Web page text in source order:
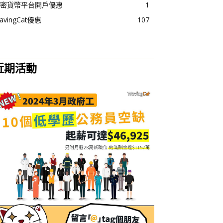
貨幣平台開戶優惠
1
優惠
107
期活動